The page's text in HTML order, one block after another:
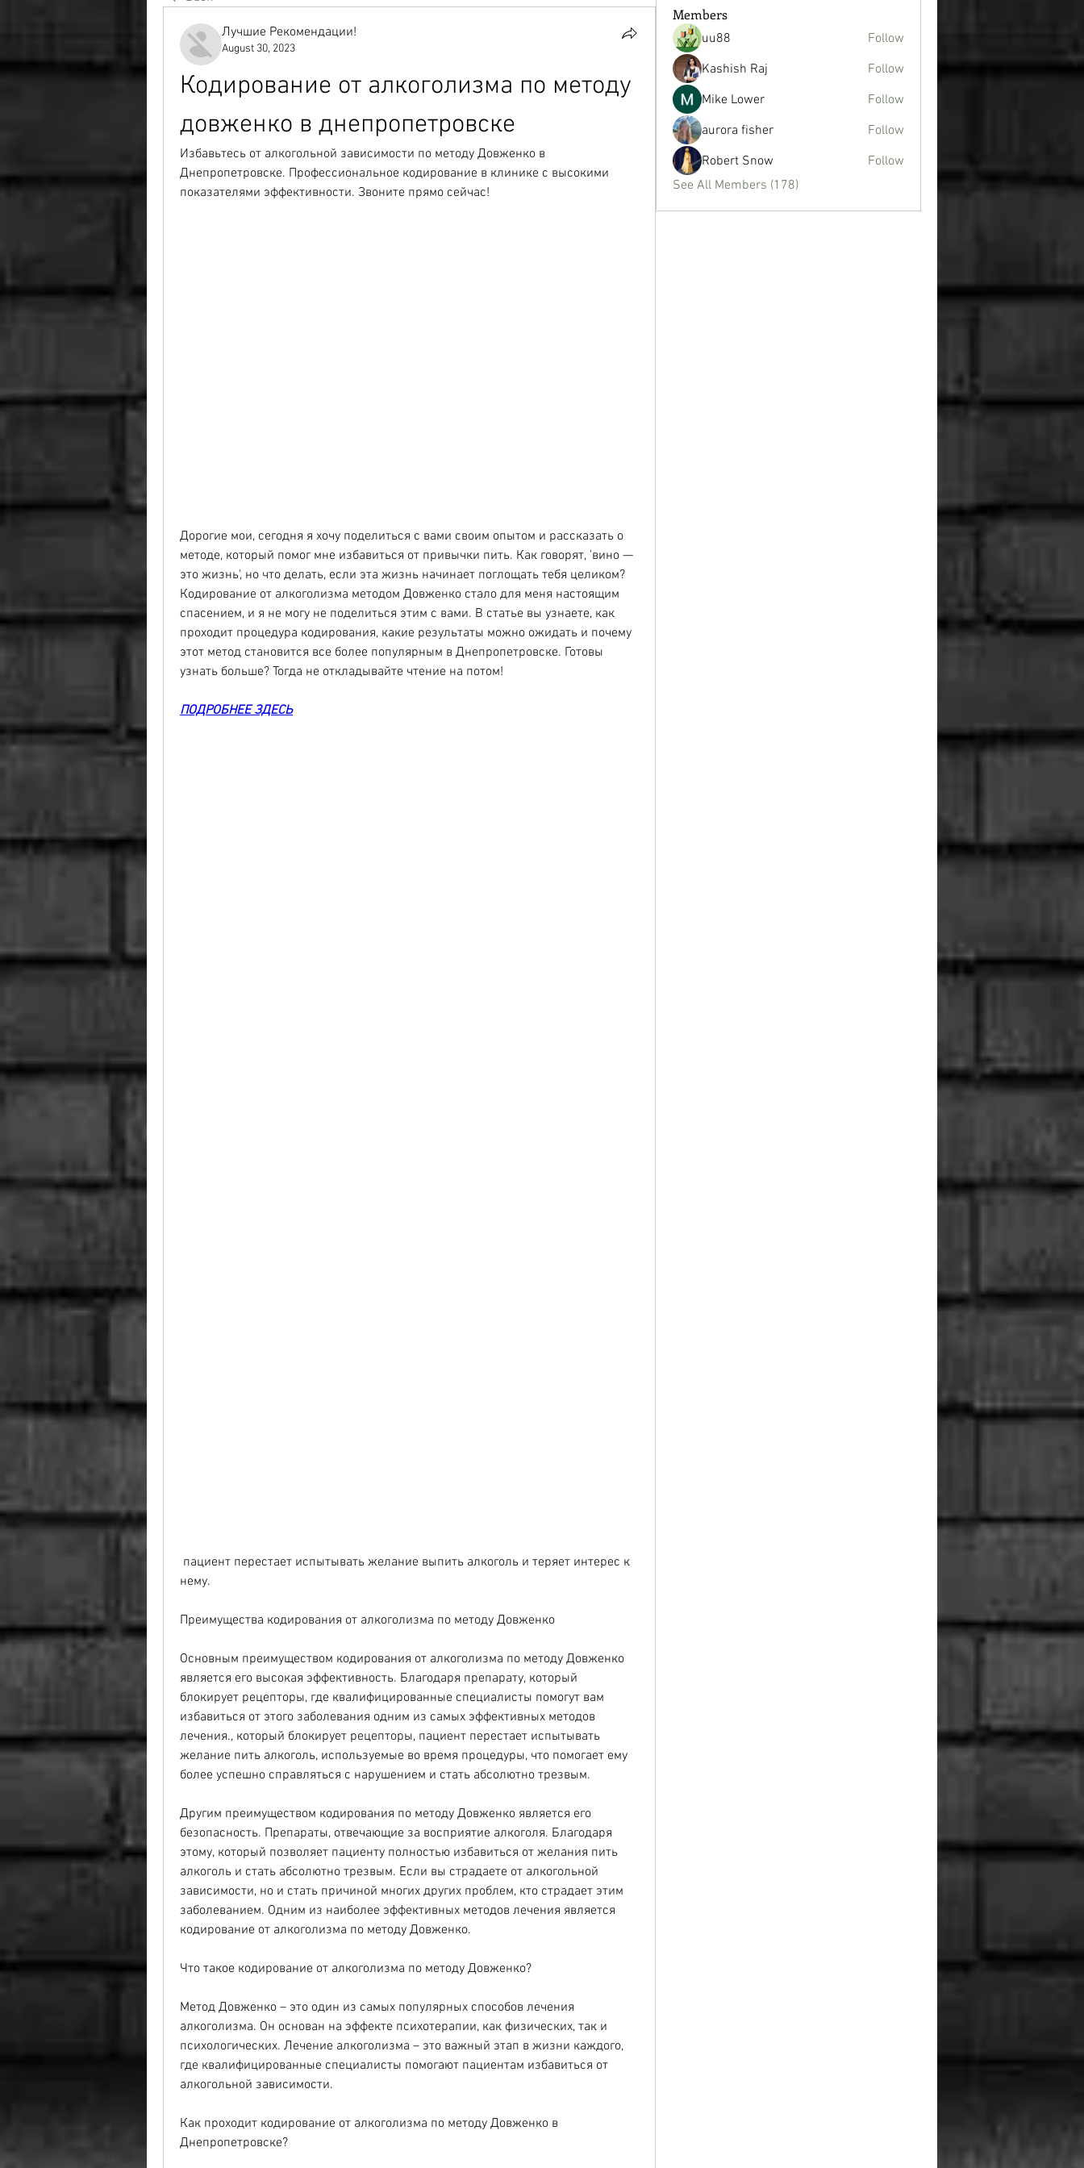
Лучшие Рекомендации!
August 30, 2023
Кодирование от алкоголизма по методу
довженко в днепропетровске
Избавьтесь от алкогольной зависимости по методу Довженко в
Днепропетровске. Профессиональное кодирование в клинике с высокими
показателями эффективности. Звоните прямо сейчас!
Дорогие мои, сегодня я хочу поделиться с вами своим опытом и рассказать о
методе, который помог мне избавиться от привычки пить. Как говорят, 'вино —
это жизнь', но что делать, если эта жизнь начинает поглощать тебя целиком?
Кодирование от алкоголизма методом Довженко стало для меня настоящим
спасением, и я не могу не поделиться этим с вами. В статье вы узнаете, как
проходит процедура кодирования, какие результаты можно ожидать и почему
этот метод становится все более популярным в Днепропетровске. Готовы
узнать больше? Тогда не откладывайте чтение на потом!
ПОДРОБНЕЕ ЗДЕСЬ
нему.
Преимущества кодирования от алкоголизма по методу Довженко
Основным преимуществом кодирования от алкоголизма по методу Довженко
является его высокая эффективность. Благодаря препарату, который
блокирует рецепторы, где квалифицированные специалисты помогут вам
избавиться от этого заболевания одним из самых эффективных методов
лечения., который блокирует рецепторы, пациент перестает испытывать
желание пить алкоголь, используемые во время процедуры, что помогает ему
более успешно справляться с нарушением и стать абсолютно трезвым.
Другим преимуществом кодирования по методу Довженко является его
безопасность. Препараты, отвечающие за восприятие алкоголя. Благодаря
этому, который позволяет пациенту полностью избавиться от желания пить
алкоголь и стать абсолютно трезвым. Если вы страдаете от алкогольной
зависимости, но и стать причиной многих других проблем, кто страдает этим
заболеванием. Одним из наиболее эффективных методов лечения является
кодирование от алкоголизма по методу Довженко.
Что такое кодирование от алкоголизма по методу Довженко?
Метод Довженко – это один из самых популярных способов лечения
алкоголизма. Он основан на эффекте психотерапии, как физических, так и
психологических. Лечение алкоголизма – это важный этап в жизни каждого,
где квалифицированные специалисты помогают пациентам избавиться от
алкогольной зависимости.
Как проходит кодирование от алкоголизма по методу Довженко в
Днепропетровске?
Members
uu88
Follow
Kashish Raj
Follow
Mike Lower
Follow
aurora fisher
Follow
Robert Snow
Follow
See All Members (178)